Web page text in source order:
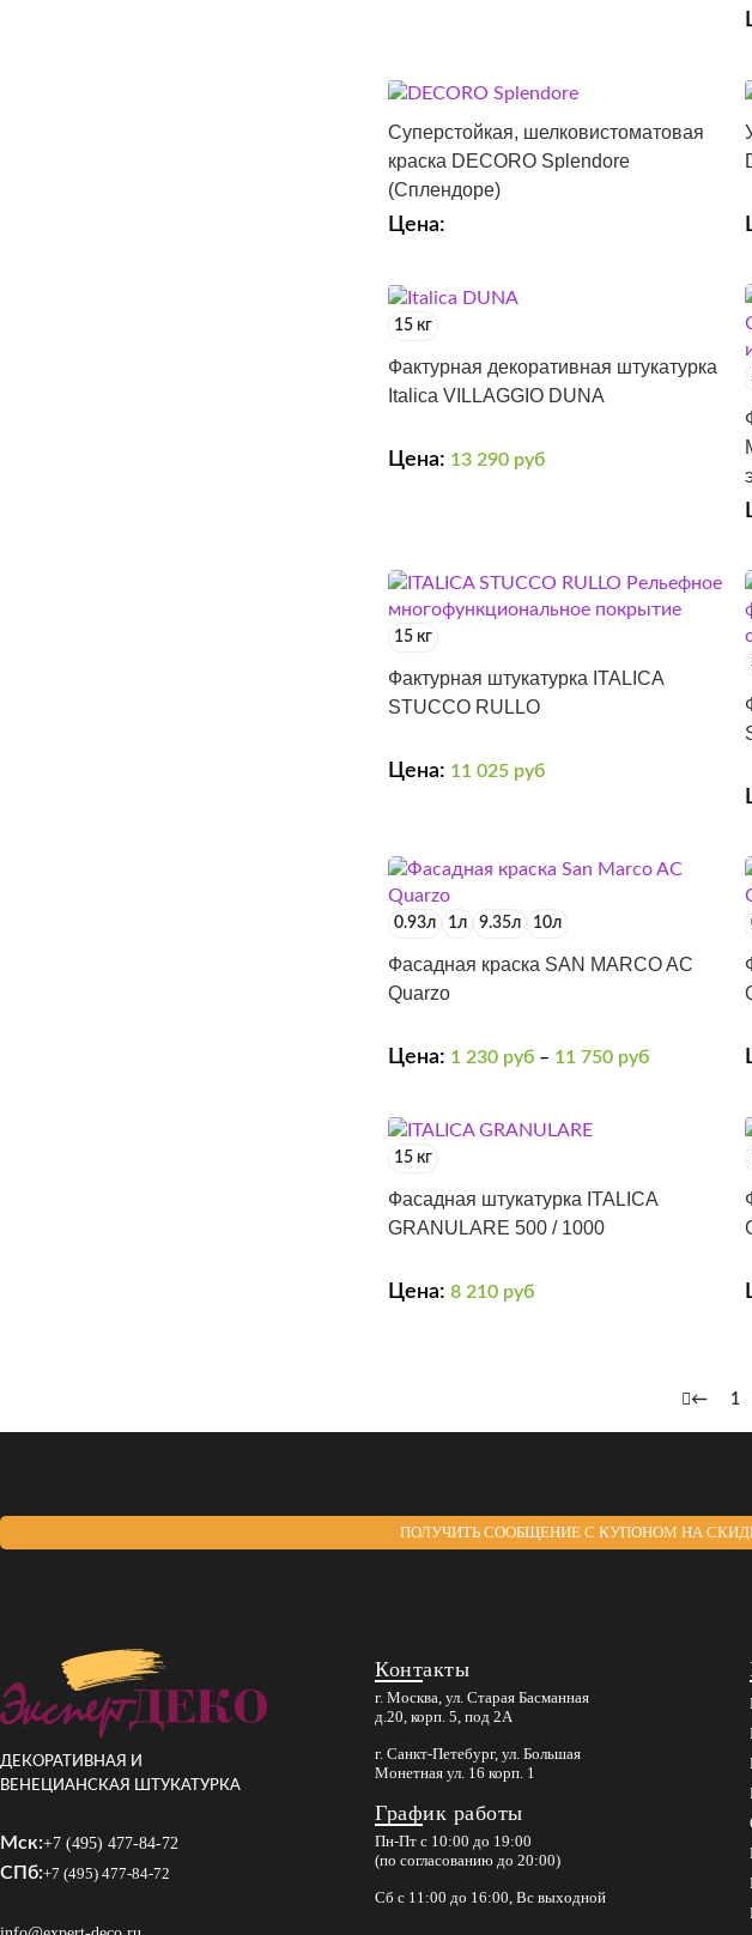
Суперстойкая, шелковистоматовая
краска DECORO Splendore
(Сплендоре)
Цена:
15 кг
Фактурная декоративная штукатурка
Italica VILLAGGIO DUNA
Цена: 13 290 руб
15 кг
Фактурная штукатурка ITALICA
STUCCO RULLO
Цена: 11 025 руб
0.93л 1л 9.35л 10л
Фасадная краска SAN MARCO AC
Quarzo
Цена: 1 230 руб – 11 750 руб
15 кг
Фасадная штукатурка ITALICA
GRANULARE 500 / 1000
Цена: 8 210 руб
← 1
ПОЛУЧИТЬ СООБЩЕНИЕ С КУПОНОМ НА
ДЕКОРАТИВНАЯ И
ВЕНЕЦИАНСКАЯ ШТУКАТУРКА
Мск:+7 (495) 477-84-72
СПб:+7 (495) 477-84-72
Контакты
г. Москва, ул. Старая Басманная
д.20, корп. 5, под 2А
г. Санкт-Петебург, ул. Большая
Монетная ул. 16 корп. 1
График работы
Пн-Пт с 10:00 до 19:00
(по согласованию до 20:00)
Сб с 11:00 до 16:00, Вс выходной